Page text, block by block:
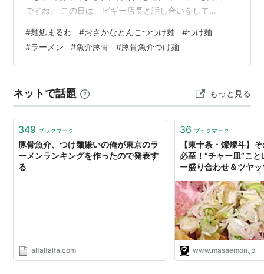
ですね。 この日は、ビギー店長と話し合いをして
くことにしました。 おさかなとんこつ、つまりは「魚介
豚骨」。 先日、「青葉」のレポを書きましたが、2025年
の今、またこの「魚介豚骨」「豚骨魚介」「濃厚豚骨魚
おさかなとんこつ、僕が初めて食べたのは2018年のこ
と…
#麺処まるわ #おさかなとんこつつけ麺 #つけ麺
#ラーメン #魚介豚骨 #豚骨魚介つけ麺
ネットで話題 もっと見る
349 ブックマーク
豚骨魚介、つけ麺嫌いの俺が東京のラ
ーメンランキングを作ったので発表す
る
alfalfalfa.com
36 ブックマーク
【東十条・燦燦斗】
必至！“チャー皿”こ
ー盛り合わせ＆ツヤ
www.masaemon.jp